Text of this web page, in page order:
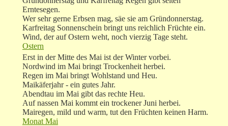
Erntesegen.
Wer sehr gerne Erbsen mag, säe sie am Gründonnerstag.
Karfreitag Sonnenschein bringt uns reichlich Früchte ein.
Wind, der auf Ostern weht, noch vierzig Tage steht.
Ostern
Erst in der Mitte des Mai ist der Winter vorbei.
Nordwind im Mai bringt Trockenheit herbei.
Regen im Mai bringt Wohlstand und Heu.
Maikäferjahr - ein gutes Jahr.
Abendtau im Mai gibt das rechte Heu.
Auf nassen Mai kommt ein trockener Juni herbei.
Mairegen, mild und warm, tut den Früchten keinen Harm.
Monat Mai